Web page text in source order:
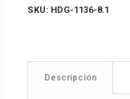
SKU: HDG-1136-8.1
Descripción